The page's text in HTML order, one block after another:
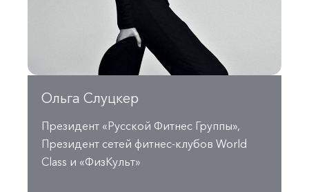
Ольга Слуцкер
Президент «Русской Фитнес Группы»,
Президент сетей фитнес-клубов World
Class и «ФизКульт»